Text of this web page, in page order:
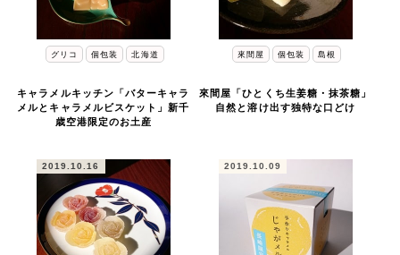
グリコ 個包装 北海道
キャラメルキッチン「バターキャラ
メルとキャラメルビスケット」新千
歳空港限定のお土産
來間屋 個包装 島根
來間屋「ひとくち生姜糖・抹茶糖」
自然と溶け出す独特な口どけ
2019.10.16 2019.10.09